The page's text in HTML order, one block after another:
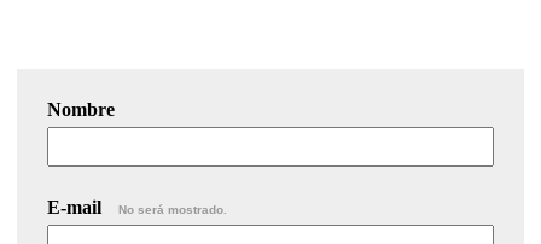
Nombre
E-mail No será mostrado.